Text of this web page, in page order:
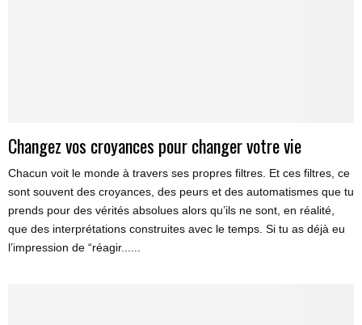
Changez vos croyances pour changer votre vie
Chacun voit le monde à travers ses propres filtres. Et ces filtres, ce
sont souvent des croyances, des peurs et des automatismes que tu
prends pour des vérités absolues alors qu’ils ne sont, en réalité,
que des interprétations construites avec le temps. Si tu as déjà eu
l’impression de “réagir......